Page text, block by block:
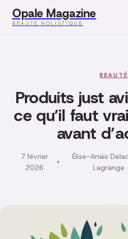
Opale Magazine
BEAUTÉ HOLISTIQUE
Mode
Développement
Bien-être
BEAUTÉ
Produits just
ce qu’il faut
avant
7 février
2026
·
Élise-Anaïs
Lagrange